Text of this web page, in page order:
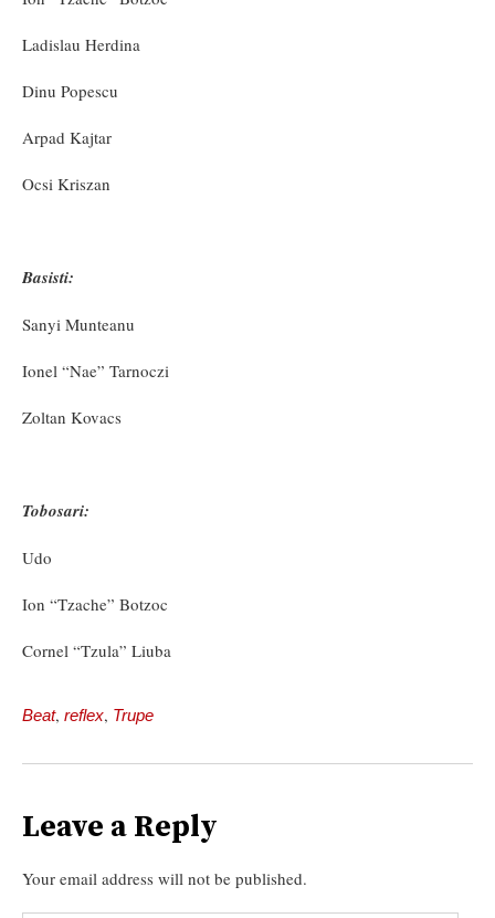
Ladislau Herdina
Dinu Popescu
Arpad Kajtar
Ocsi Kriszan
Basisti:
Sanyi Munteanu
Ionel “Nae” Tarnoczi
Zoltan Kovacs
Tobosari:
Udo
Ion “Tzache” Botzoc
Cornel “Tzula” Liuba
Beat, reflex, Trupe
Leave a Reply
Your email address will not be published.